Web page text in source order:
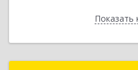
Показать